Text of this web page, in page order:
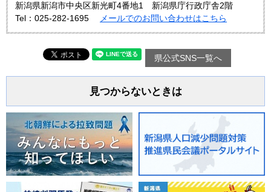
新潟県新潟市中央区新光町4番地1 新潟県庁行政庁舎2階
Tel：025-282-1695
メールでのお問い合わせはこちら
県公式SNS一覧へ
見つからないときは